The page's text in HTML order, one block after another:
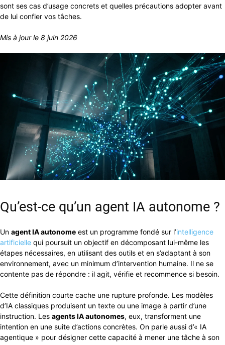
sont ses cas d’usage concrets et quelles précautions adopter avant
de lui confier vos tâches.
Mis à jour le 8 juin 2026
Qu’est-ce qu’un agent IA autonome ?
Un agent IA autonome est un programme fondé sur l’intelligence
artificielle qui poursuit un objectif en décomposant lui-même les
étapes nécessaires, en utilisant des outils et en s’adaptant à son
environnement, avec un minimum d’intervention humaine. Il ne se
contente pas de répondre : il agit, vérifie et recommence si besoin.
Cette définition courte cache une rupture profonde. Les modèles
d’IA classiques produisent un texte ou une image à partir d’une
instruction. Les agents IA autonomes, eux, transforment une
intention en une suite d’actions concrètes. On parle aussi d’« IA
agentique » pour désigner cette capacité à mener une tâche à son